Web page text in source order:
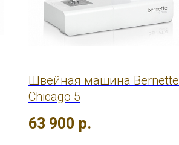
Швейная машина Bernette
Chicago 5
63 900 р.